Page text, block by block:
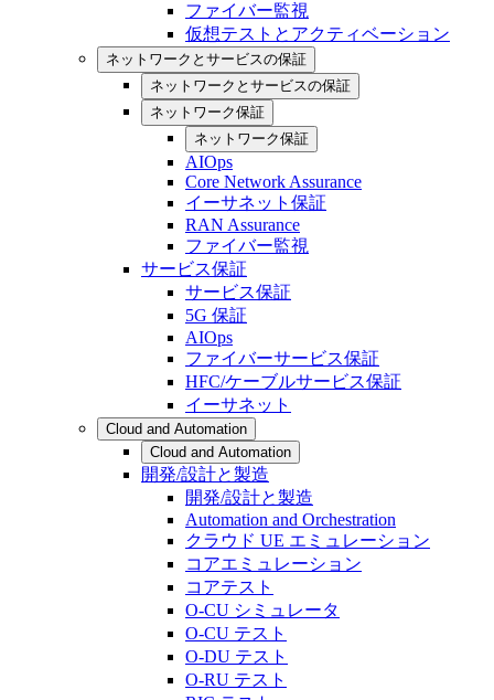
ファイバー監視
仮想テストとアクティベーション
ネットワークとサービスの保証
ネットワークとサービスの保証
ネットワーク保証
ネットワーク保証
AIOps
Core Network Assurance
イーサネット保証
RAN Assurance
ファイバー監視
サービス保証
サービス保証
5G 保証
AIOps
ファイバーサービス保証
HFC/ケーブルサービス保証
イーサネット
Cloud and Automation
Cloud and Automation
開発/設計と製造
開発/設計と製造
Automation and Orchestration
クラウド UE エミュレーション
コアエミュレーション
コアテスト
O-CU シミュレータ
O-CU テスト
O-DU テスト
O-RU テスト